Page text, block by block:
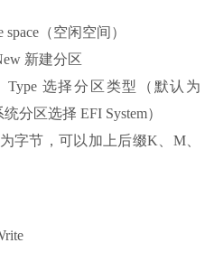
（空闲空间）
新建分区
选择分区类型（默认为
分区选择 EFI System）
字节，可以加上后缀K、M、